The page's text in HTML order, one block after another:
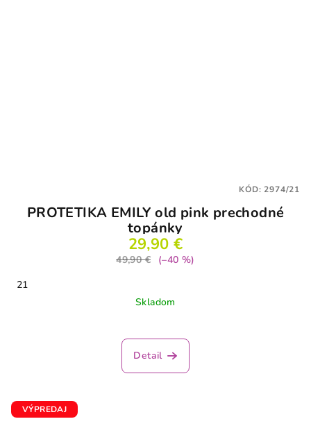
PROTETIKA EMILY old pink prechodné
topánky
29,90 €
49,90 €
(–40 %)
21
Skladom
Detail
KÓD:2974/21
VÝPREDAJ